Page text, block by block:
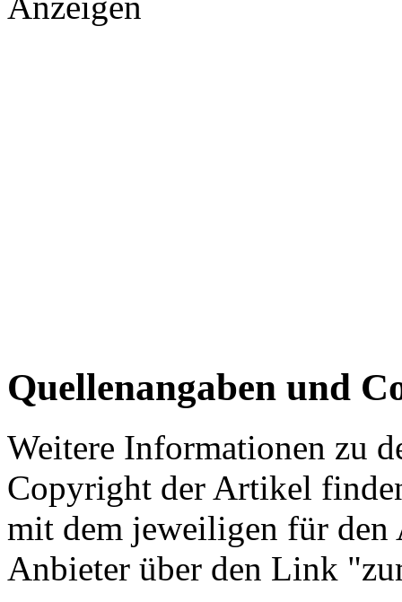
Quellenangaben und
Weitere Informationen zu
Copyright der Artikel
mit dem jeweiligen für
Anbieter über den Link